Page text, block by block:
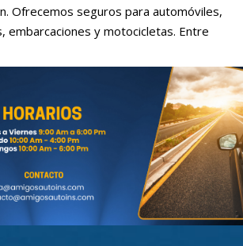
Ofrecemos seguros para automóviles,
embarcaciones y motocicletas. Entre